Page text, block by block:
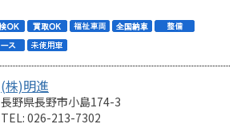
(株)明進
長野県長野市小島174-3
TEL: 026-213-7302